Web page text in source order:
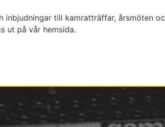
till kamratträffar, årsmöten
ut på vår hemsida.